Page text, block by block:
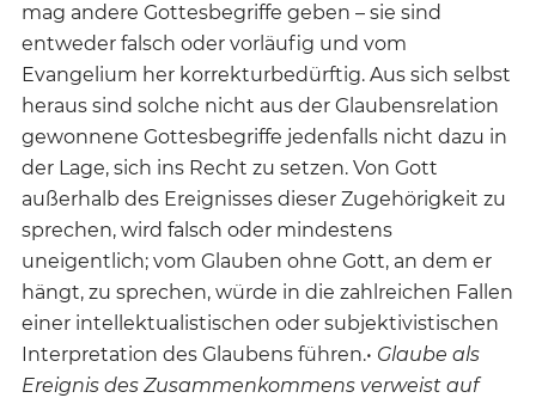
mag andere Gottesbegriffe geben – sie sind
entweder falsch oder vorläufig und vom
Evangelium her korrekturbedürftig. Aus sich selbst
heraus sind solche nicht aus der Glaubensrelation
gewonnene Gottesbegriffe jedenfalls nicht dazu in
der Lage, sich ins Recht zu setzen. Von Gott
außerhalb des Ereignisses dieser Zugehörigkeit zu
sprechen, wird falsch oder mindestens
uneigentlich; vom Glauben ohne Gott, an dem er
hängt, zu sprechen, würde in die zahlreichen Fallen
einer intellektualistischen oder subjektivistischen
Interpretation des Glaubens führen.• Glaube als
Ereignis des Zusammenkommens verweist auf